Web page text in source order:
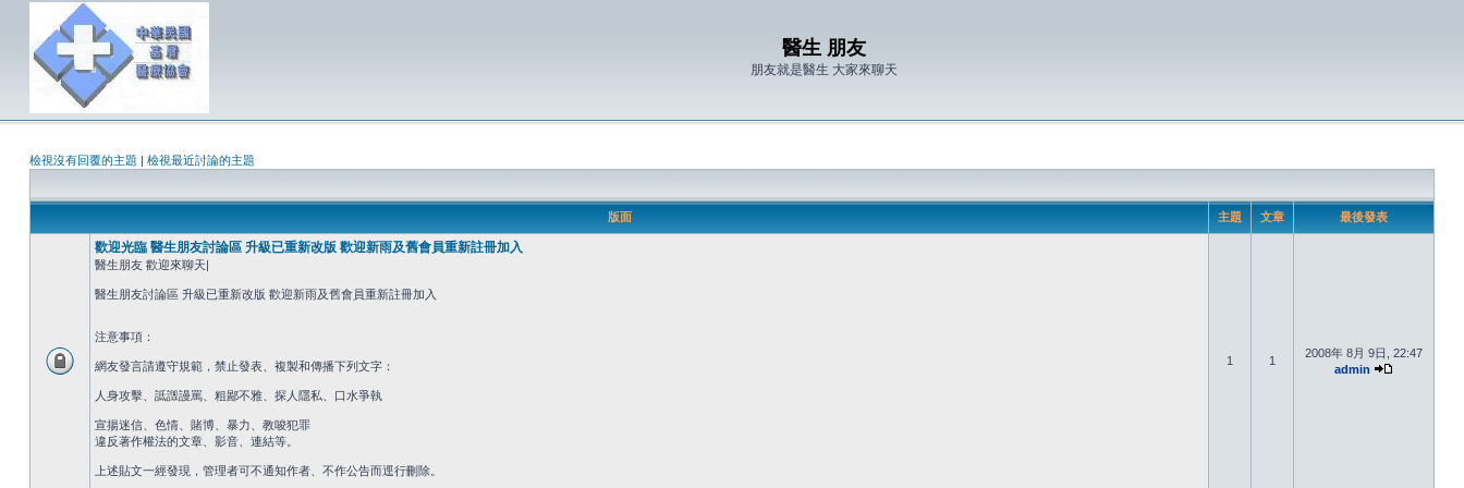
醫生 朋友
朋友就是醫生 大家來聊天
檢視沒有回覆的主題 | 檢視最近討論的主題
版面 主題 文章 最後發表
歡迎光臨 醫生朋友討論區 升級已重新改版 歡迎新雨及舊會員重新註冊加入
醫生朋友 歡迎來聊天|
醫生朋友討論區 升級已重新改版 歡迎新雨及舊會員重新註冊加入
注意事項：
網友發言請遵守規範，禁止發表、複製和傳播下列文字：
人身攻擊、詆譭謾罵、粗鄙不雅、探人隱私、口水爭執
宣揚迷信、色情、賭博、暴力、教唆犯罪
違反著作權法的文章、影音、連結等。
上述貼文一經發現，管理者可不通知作者、不作公告而逕行刪除。
1 1
2008年 8月 9日, 22:47
admin